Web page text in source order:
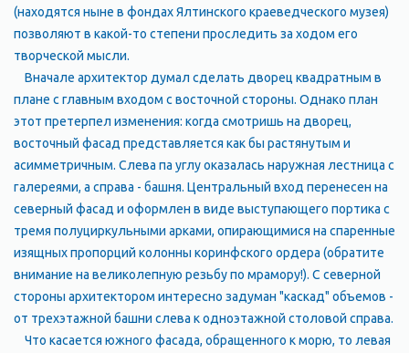
(находятся ныне в фондах Ялтинского краеведческого музея)
позволяют в какой-то степени проследить за ходом его
творческой мысли.
Вначале архитектор думал сделать дворец квадратным в
плане с главным входом с восточной стороны. Однако план
этот претерпел изменения: когда смотришь на дворец,
восточный фасад представляется как бы растянутым и
асимметричным. Слева па углу оказалась наружная лестница с
галереями, а справа - башня. Центральный вход перенесен на
северный фасад и оформлен в виде выступающего портика с
тремя полуциркульными арками, опирающимися на спаренные
изящных пропорций колонны коринфского ордера (обратите
внимание на великолепную резьбу по мрамору!). С северной
стороны архитектором интересно задуман "каскад" объемов -
от трехэтажной башни слева к одноэтажной столовой справа.
Что касается южного фасада, обращенного к морю, то левая